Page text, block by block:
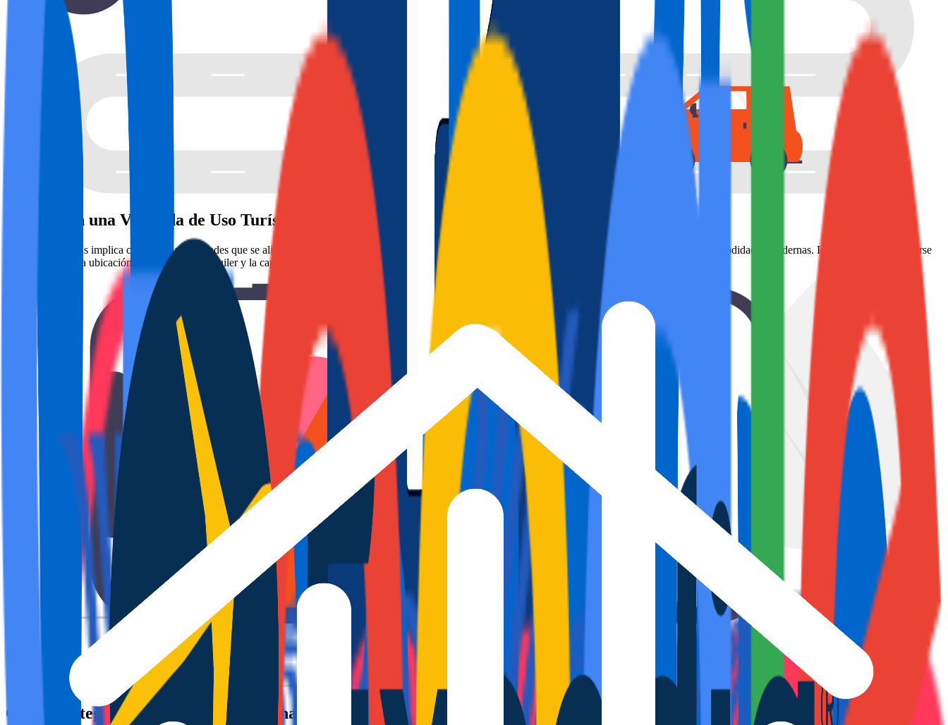
Invertir en una Vivienda de Uso Turístico en Biescas
Invertir en Biescas implica considerar propiedades que se alineen con las preferencias de los viajeros actuales, buscando ubicaciones estratégicas y ofreciendo comodidades modernas. La inversión debe basarse
en el análisis de la ubicación, el potencial de alquiler y la capacidad de atraer tanto a amantes de la naturaleza como a aficionados a deportes de invierno.
Gestión integral de Viviendas Vacacionales en Biescas